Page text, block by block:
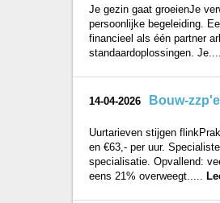
Je gezin gaat groeienJe
persoonlijke begeleiding.
financieel als één partner
standaardoplossingen.
14-04-2026 Bouw-
Uurtarieven stijgen
en €63,- per uur.
specialisatie. Opvallend:
eens 21% overweegt.....